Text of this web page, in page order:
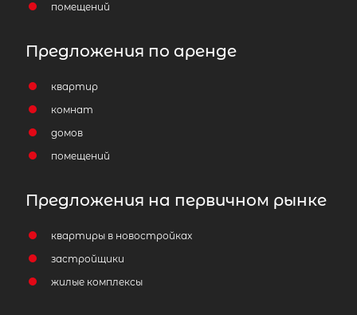
помещений
Предложения по аренде
квартир
комнат
домов
помещений
Предложения на первичном рынке
квартиры в новостройках
застройщики
жилые комплексы